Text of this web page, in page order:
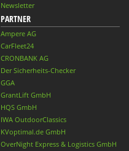
Newsletter
PARTNER
Ampere AG
CarFleet24
CRONBANK AG
Der Sicherheits-Checker
GGA
GrantLift GmbH
HQS GmbH
IWA OutdoorClassics
KVoptimal.de GmbH
OverNight Express & Logistics GmbH